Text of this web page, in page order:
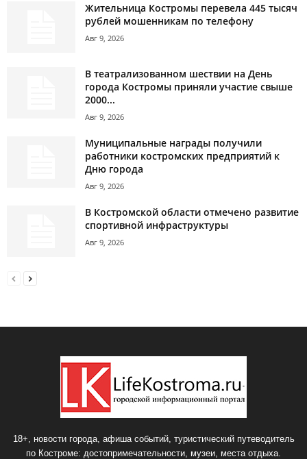
Жительница Костромы перевела 445 тысяч
рублей мошенникам по телефону
Авг 9, 2026
В театрализованном шествии на День
города Костромы приняли участие свыше
2000...
Авг 9, 2026
Муниципальные награды получили
работники костромских предприятий к
Дню города
Авг 9, 2026
В Костромской области отмечено развитие
спортивной инфраструктуры
Авг 9, 2026
18+, новости города, афиша событий, туристический путеводитель
по Костроме: достопримечательности, музеи, места отдыха.